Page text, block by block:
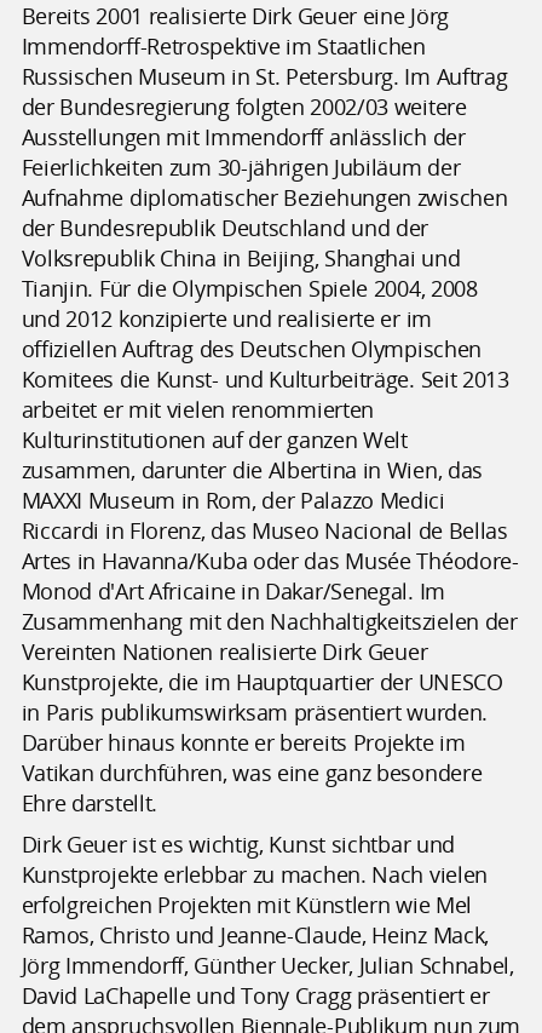
Bereits 2001 realisierte Dirk Geuer eine Jörg
Immendorff-Retrospektive im Staatlichen
Russischen Museum in St. Petersburg. Im Auftrag
der Bundesregierung folgten 2002/03 weitere
Ausstellungen mit Immendorff anlässlich der
Feierlichkeiten zum 30-jährigen Jubiläum der
Aufnahme diplomatischer Beziehungen zwischen
der Bundesrepublik Deutschland und der
Volksrepublik China in Beijing, Shanghai und
Tianjin. Für die Olympischen Spiele 2004, 2008
und 2012 konzipierte und realisierte er im
offiziellen Auftrag des Deutschen Olympischen
Komitees die Kunst- und Kulturbeiträge. Seit 2013
arbeitet er mit vielen renommierten
Kulturinstitutionen auf der ganzen Welt
zusammen, darunter die Albertina in Wien, das
MAXXI Museum in Rom, der Palazzo Medici
Riccardi in Florenz, das Museo Nacional de Bellas
Artes in Havanna/Kuba oder das Musée Théodore-
Monod d'Art Africaine in Dakar/Senegal. Im
Zusammenhang mit den Nachhaltigkeitszielen der
Vereinten Nationen realisierte Dirk Geuer
Kunstprojekte, die im Hauptquartier der UNESCO
in Paris publikumswirksam präsentiert wurden.
Darüber hinaus konnte er bereits Projekte im
Vatikan durchführen, was eine ganz besondere
Ehre darstellt.
Dirk Geuer ist es wichtig, Kunst sichtbar und
Kunstprojekte erlebbar zu machen. Nach vielen
erfolgreichen Projekten mit Künstlern wie Mel
Ramos, Christo und Jeanne-Claude, Heinz Mack,
Jörg Immendorff, Günther Uecker, Julian Schnabel,
David LaChapelle und Tony Cragg präsentiert er
dem anspruchsvollen Biennale-Publikum nun zum